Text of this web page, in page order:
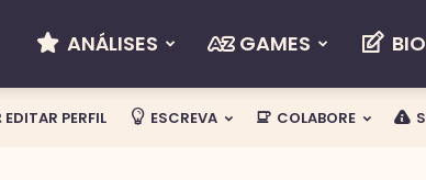
Memória
BIT
ANÁLISES GAMES
EDITAR PERFIL ESCREVA COLABORE